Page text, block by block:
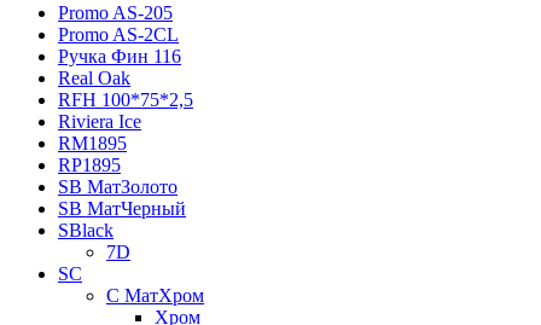
Promo AS-205
Promo AS-2CL
Pучка Фин 116
Real Oak
RFH 100*75*2,5
Riviera Ice
RM1895
RP1895
SB МатЗолото
SB МатЧерный
SBlack
7D
SC
C МатХром
Хром